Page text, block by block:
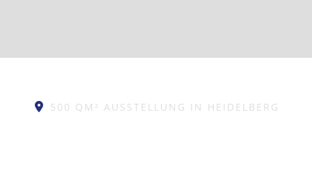
500 QM² AUSSTELLUNG IN HEIDELBERG